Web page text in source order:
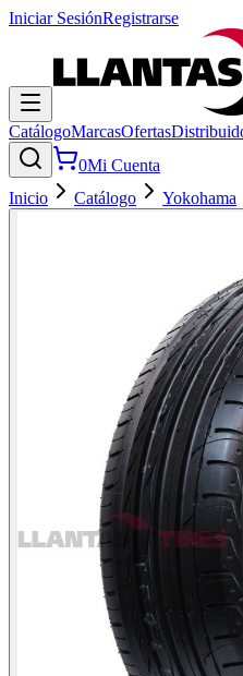
Iniciar SesiónRegistrarse
CatálogoMarcasOfertas
0Mi Cuenta
Inicio
Catálogo Yokohama